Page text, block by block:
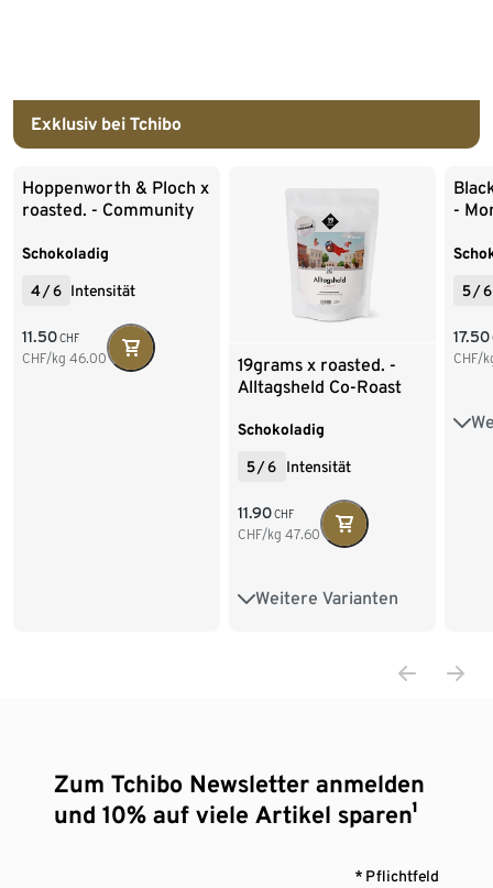
Exklusiv bei Tchibo
Hoppenworth & Ploch x
roasted. - Community
Espresso - 250 g Ganze
Schokoladig
4/6 Intensität
11.50CHF
CHF/kg 46.00
19grams x roasted. -
Alltagsheld Co-Roast
Ganze Bohne
Schokoladig
5/6 Intensität
11.90CHF
CHF/kg 47.60
Weitere Varianten
250 g Ganze Bohne
-
500
5/6
17.50
CHF/
Zum Tchibo Newsletter anmelden
und 10% auf viele Artikel sparen¹
* Pflichtfeld